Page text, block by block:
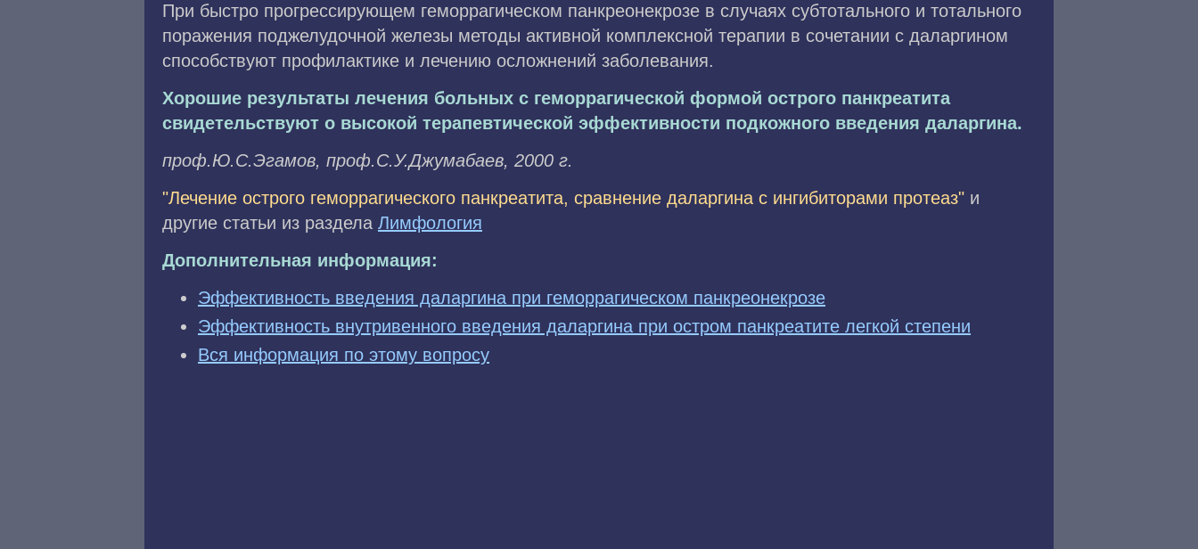
При быстро прогрессирующем геморрагическом панкреонекрозе в случаях субтотального и тотального
поражения поджелудочной железы методы активной комплексной терапии в сочетании с даларгином
способствуют профилактике и лечению осложнений заболевания.
Хорошие результаты лечения больных с геморрагической формой острого панкреатита
свидетельствуют о высокой терапевтической эффективности подкожного введения даларгина.
проф.Ю.C.Эгaмoв, проф.C.У.Джyмaбaeв, 2000 г.
"Лечение острого геморрагического панкреатита, сравнение даларгина с ингибиторами протеаз" и
другие статьи из раздела Лимфология
Дополнительная информация:
Эффективность введения даларгина при геморрагическом панкреонекрозе
Эффективность внутривенного введения даларгина при остром панкреатите легкой степени
Вся информация по этому вопросу